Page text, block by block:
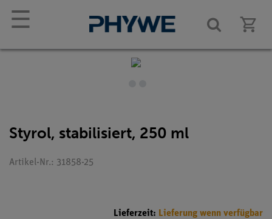
☰
Styrol, stabilisiert, 250 ml
Artikel-Nr.: 31858-25
Lieferzeit: Lieferung wenn verfügbar